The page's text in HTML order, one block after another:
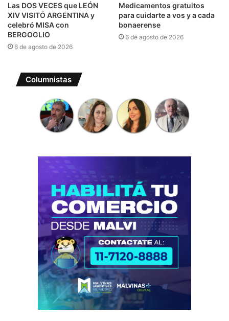
Las DOS VECES que LEÓN
XIV VISITÓ ARGENTINA y
celebró MISA con
BERGOGLIO
6 de agosto de 2026
Medicamentos gratuitos
para cuidarte a vos y a cada
bonaerense
6 de agosto de 2026
Columnistas